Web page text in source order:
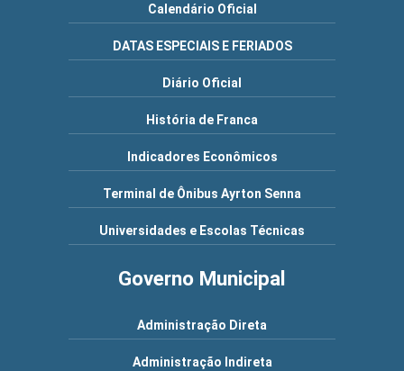
Calendário Oficial
DATAS ESPECIAIS E FERIADOS
Diário Oficial
História de Franca
Indicadores Econômicos
Terminal de Ônibus Ayrton Senna
Universidades e Escolas Técnicas
Governo Municipal
Administração Direta
Administração Indireta